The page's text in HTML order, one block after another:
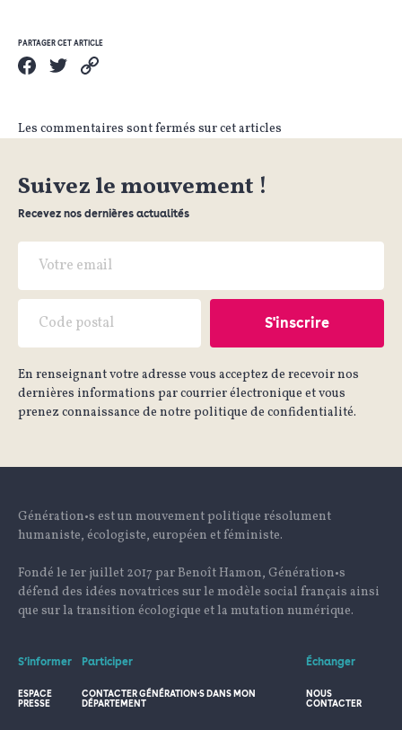
PARTAGER CET ARTICLE
Les commentaires sont fermés sur cet articles
Suivez le mouvement !
Recevez nos dernières actualités
En renseignant votre adresse vous acceptez de recevoir nos
dernières informations par courrier électronique et vous
prenez connaissance de notre politique de confidentialité.
Génération•s est un mouvement politique résolument
humaniste, écologiste, européen et féministe.
Fondé le 1er juillet 2017 par Benoît Hamon, Génération•s
défend des idées novatrices sur le modèle social français ainsi
que sur la transition écologique et la mutation numérique.
S’informer
ESPACE
PRESSE
Participer
CONTACTER GÉNÉRATION·S DANS MON
DÉPARTEMENT
Échanger
NOUS
CONTACTER